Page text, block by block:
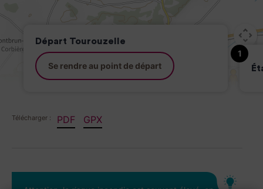
Départ Tourouzelle
Se rendre au point de départ
1
Télécharger : PDF GPX